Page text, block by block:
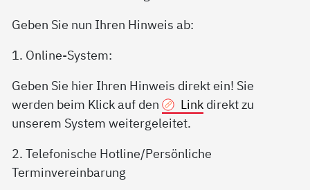
Geben Sie nun Ihren Hinweis ab:
1. Online-System:
Geben Sie hier Ihren Hinweis direkt ein! Sie
werden beim Klick auf den
Linkdirekt zu
unserem System weitergeleitet.
2. Telefonische Hotline/Persönliche
Terminvereinbarung